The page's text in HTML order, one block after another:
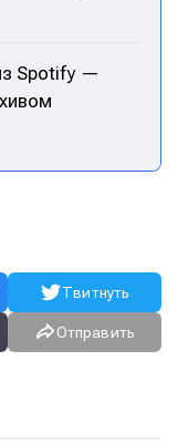
Spotify —
Твитнуть
Отправить